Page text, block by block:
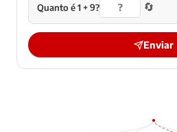
Quanto é 1 + 9? 🔄
Enviar